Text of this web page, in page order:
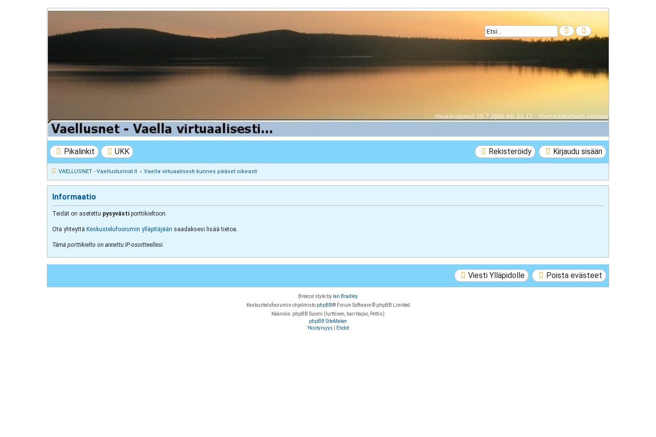
Etsi Tarkennettu haku
VAELLUSNET - Vaellusturinat II
Keskustelua vaeltamisesta ja Lapista
Pikalinkit UKK Kirjaudu sisään
Rekisteröidy
VAELLUSNET - Vaellusturinat II Vaella virtuaalisesti kunnes pääset oikeasti
Informaatio
Teidät on asetettu pysyvästi porttikieltoon.
Ota yhteyttä Keskustelufoorumin ylläpitäjään saadaksesi lisää tietoa.
Tämä porttikielto on annettu IP-osoitteellesi.
Poista evästeet
Viesti Ylläpidolle
Breeze style by Ian Bradley
Keskustelufoorumin ohjelmisto phpBB® Forum Software © phpBB Limited
Käännös: phpBB Suomi (lurttinen, harritapio, Pettis)
phpBB SiteMaker
Yksityisyys
Ehdot